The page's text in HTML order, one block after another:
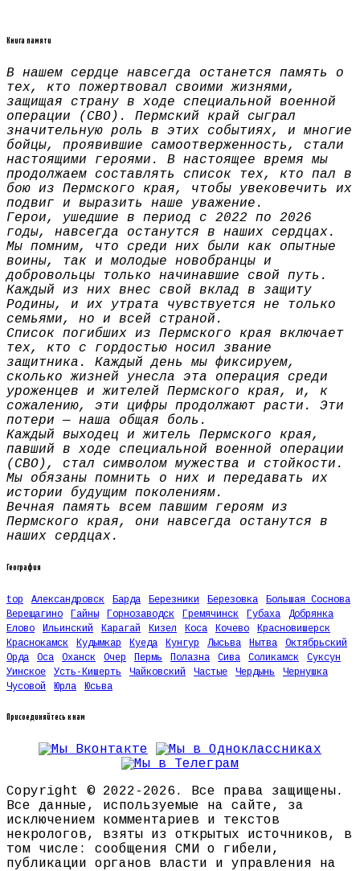
Книга памяти
В нашем сердце навсегда останется память о
тех, кто пожертвовал своими жизнями,
защищая страну в ходе специальной военной
операции (СВО). Пермский край сыграл
значительную роль в этих событиях, и многие
бойцы, проявившие самоотверженность, стали
настоящими героями. В настоящее время мы
продолжаем составлять список тех, кто пал в
бою из Пермского края, чтобы увековечить их
подвиг и выразить наше уважение.
Герои, ушедшие в период с 2022 по 2026
годы, навсегда останутся в наших сердцах.
Мы помним, что среди них были как опытные
воины, так и молодые новобранцы и
добровольцы только начинавшие свой путь.
Каждый из них внес свой вклад в защиту
Родины, и их утрата чувствуется не только
семьями, но и всей страной.
Список погибших из Пермского края включает
тех, кто с гордостью носил звание
защитника. Каждый день мы фиксируем,
сколько жизней унесла эта операция среди
уроженцев и жителей Пермского края, и, к
сожалению, эти цифры продолжают расти. Эти
потери — наша общая боль.
Каждый выходец и житель Пермского края,
павший в ходе специальной военной операции
(СВО), стал символом мужества и стойкости.
Мы обязаны помнить о них и передавать их
истории будущим поколениям.
Вечная память всем павшим героям из
Пермского края, они навсегда останутся в
наших сердцах.
География
top Александровск Барда Березники Березовка
Большая Соснова
Верещагино
Гайны Горнозаводск Гремячинск Губаха
Добрянка
Елово
Ильинский Карагай Кизел Коса Кочево
Красновишерск
Краснокамск
Кудымкар Куеда Кунгур Лысьва Нытва
Октябрьский
Орда
Оса Оханск Очер Пермь Полазна Сива Соликамск
Суксун
Уинское
Усть-Кишерть Чайковский Частые Чердынь
Чернушка
Чусовой
Юрла Юсьва
Присоединяйтесь к нам
Copyright © 2022-2026. Все права защищены.
Все данные, используемые на сайте, за
исключением комментариев и текстов
некрологов, взяты из открытых источников, в
том числе: сообщения СМИ о гибели,
публикации органов власти и управления на